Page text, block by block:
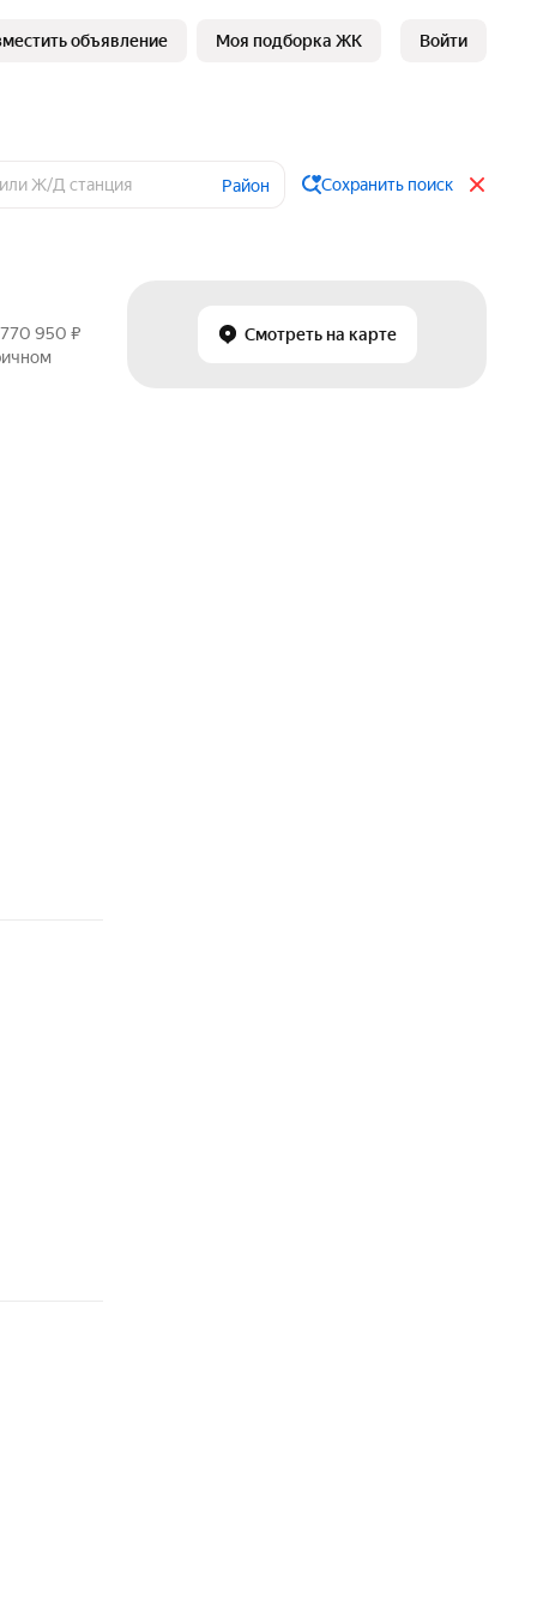
объявление Моя подборка ЖК Войти
Район Сохранить поиск
Смотреть на карте
770 950 ₽